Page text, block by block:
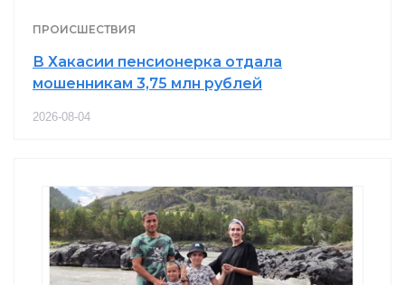
ПРОИСШЕСТВИЯ
В Хакасии пенсионерка отдала
мошенникам 3,75 млн рублей
2026-08-04